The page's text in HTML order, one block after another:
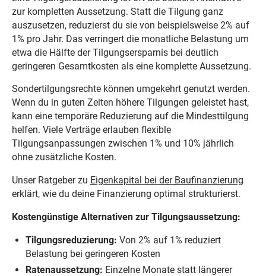
zur kompletten Aussetzung. Statt die Tilgung ganz
auszusetzen, reduzierst du sie von beispielsweise 2% auf
1% pro Jahr. Das verringert die monatliche Belastung um
etwa die Hälfte der Tilgungsersparnis bei deutlich
geringeren Gesamtkosten als eine komplette Aussetzung.
Sondertilgungsrechte können umgekehrt genutzt werden.
Wenn du in guten Zeiten höhere Tilgungen geleistet hast,
kann eine temporäre Reduzierung auf die Mindesttilgung
helfen. Viele Verträge erlauben flexible
Tilgungsanpassungen zwischen 1% und 10% jährlich
ohne zusätzliche Kosten.
Unser Ratgeber zu Eigenkapital bei der Baufinanzierung
erklärt, wie du deine Finanzierung optimal strukturierst.
Kostengünstige Alternativen zur Tilgungsaussetzung:
Tilgungsreduzierung: Von 2% auf 1% reduziert
Belastung bei geringeren Kosten
Ratenaussetzung: Einzelne Monate statt längerer